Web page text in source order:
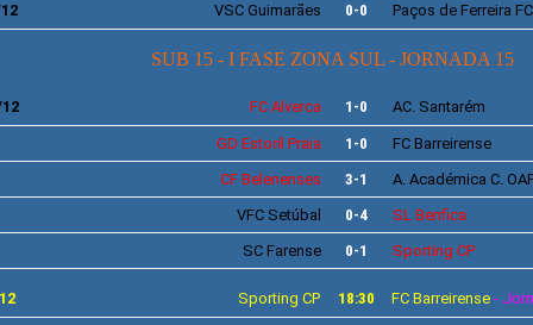
VSCGuimarães 0-0 Paços de Ferreira FC
SUB 15 - I FASE ZONA SUL - JORNADA 15
FCAlverca 1-0 AC. Santarém
GD Estoril Praia 1-0 FC Barreirense
CF Belenenses 3-1 A. Académica C.
VFCSetúbal 0-4 SL Benfica
SC Farense 0-1 Sporting CP
Sporting CP 18:30 FC Barreirense -